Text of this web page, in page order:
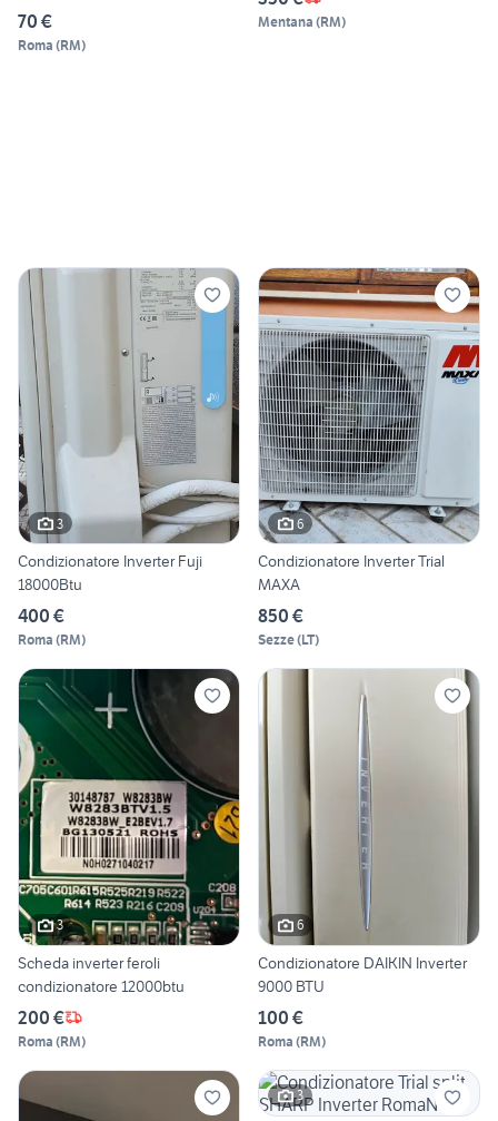
70 €
Roma (RM)
Mentana (RM)
3
Condizionatore Inverter Fuji
18000Btu
400 €
Roma (RM)
6
Condizionatore Inverter Trial
MAXA
850 €
Sezze(LT)
3
Scheda inverter feroli
condizionatore 12000btu
200 €
Roma (RM)
6
Condizionatore DAIKIN Inverter
9000 BTU
100 €
Roma (RM)
3